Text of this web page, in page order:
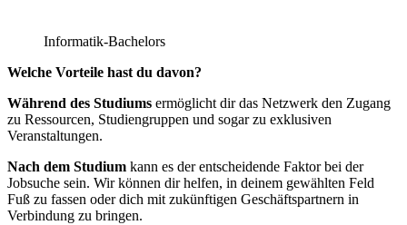
Informatik-Bachelors
Welche Vorteile hast du davon?
Während des Studiums ermöglicht dir das Netzwerk den Zugang
zu Ressourcen, Studiengruppen und sogar zu exklusiven
Veranstaltungen.
Nach dem Studium kann es der entscheidende Faktor bei der
Jobsuche sein. Wir können dir helfen, in deinem gewählten Feld
Fuß zu fassen oder dich mit zukünftigen Geschäftspartnern in
Verbindung zu bringen.